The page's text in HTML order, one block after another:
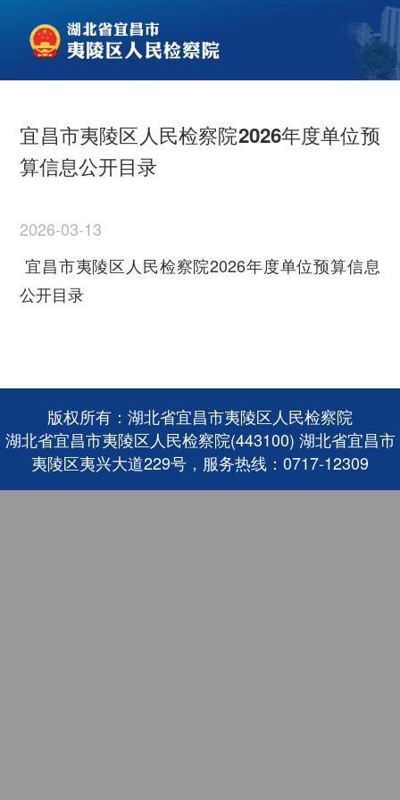
宜昌市夷陵区人民检察院2026年度单位预
算信息公开目录
2026-03-13
宜昌市夷陵区人民检察院2026年度单位预算信息
公开目录
版权所有：湖北省宜昌市夷陵区人民检察院
湖北省宜昌市夷陵区人民检察院(443100) 湖北省宜昌市
夷陵区夷兴大道229号，服务热线：0717-12309